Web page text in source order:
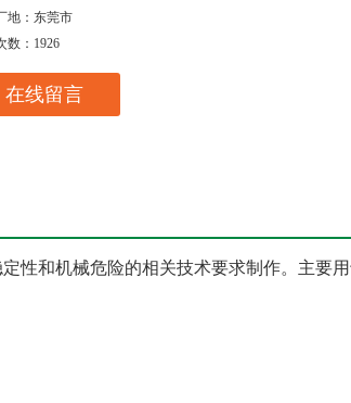
地： 东莞市
数： 1926
在线留言
定性和机械危险的相关技术要求制作。主要